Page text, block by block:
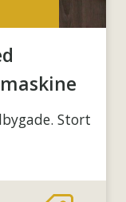
Stort